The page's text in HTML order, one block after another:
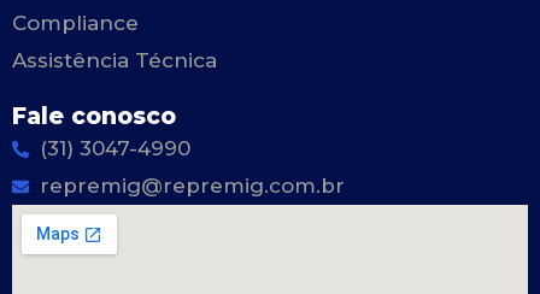
Compliance
Assistência Técnica
Fale conosco
(31) 3047-4990
repremig@repremig.com.br